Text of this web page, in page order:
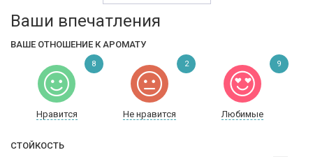
моря. Базовые ноты - ваниль, мускус, сандал и белый мускус -
образуют мягкий и уютный финальный аккорд, который
Данный парфюм подходит для любых случаев, таких как
дневные и вечерние мероприятия, клубные вечеринки и
свидания. Аромат Mancera Holidays создан парфюмером
парфюм, который поможет вам создать ощущение
Ваши впечатления
ВАШЕ ОТНОШЕНИЕ К АРОМАТУ
Нравится Не нравится Любимые
8 2 9
СТОЙКОСТЬ